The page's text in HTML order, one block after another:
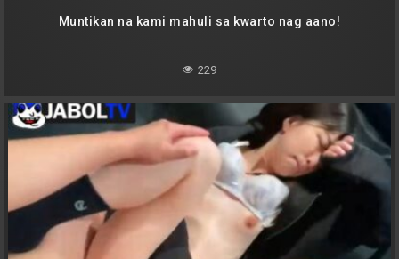
Muntikan na kami mahuli sa kwarto nag aano!
229